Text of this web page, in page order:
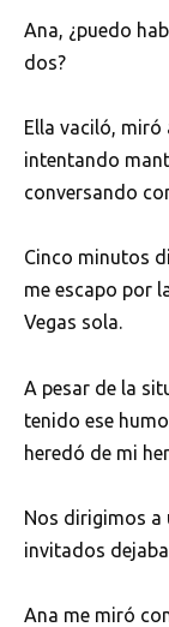
Ana, ¿puedo
dos?
Ella vaciló, miró
intentando
conversando
Cinco minutos
me escapo por
Vegas sola.
A pesar de la
tenido ese
heredó de mi
Nos dirigimos a
invitados
Ana me miró